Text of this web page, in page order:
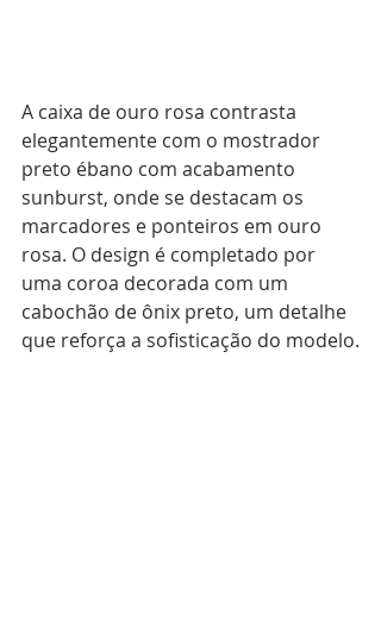
A caixa de ouro rosa contrasta
elegantemente com o mostrador
preto ébano com acabamento
sunburst, onde se destacam os
marcadores e ponteiros em ouro
rosa. O design é completado por
uma coroa decorada com um
cabochão de ônix preto, um detalhe
que reforça a sofisticação do modelo.